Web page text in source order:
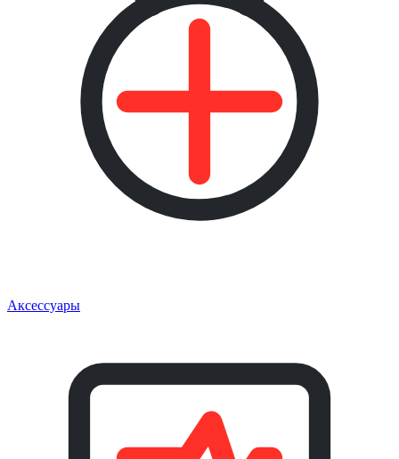
Аксессуары